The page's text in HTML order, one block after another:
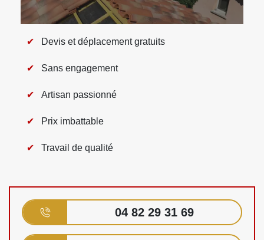
Devis et déplacement gratuits
Sans engagement
Artisan passionné
Prix imbattable
Travail de qualité
04 82 29 31 69